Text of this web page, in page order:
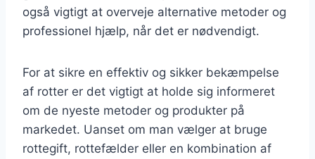
også vigtigt at overveje alternative metoder og
professionel hjælp, når det er nødvendigt.
For at sikre en effektiv og sikker bekæmpelse
af rotter er det vigtigt at holde sig informeret
om de nyeste metoder og produkter på
markedet. Uanset om man vælger at bruge
rottegift, rottefælder eller en kombination af